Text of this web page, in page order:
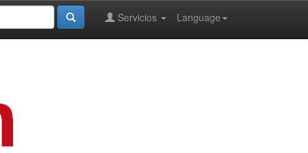
Language
Servicios